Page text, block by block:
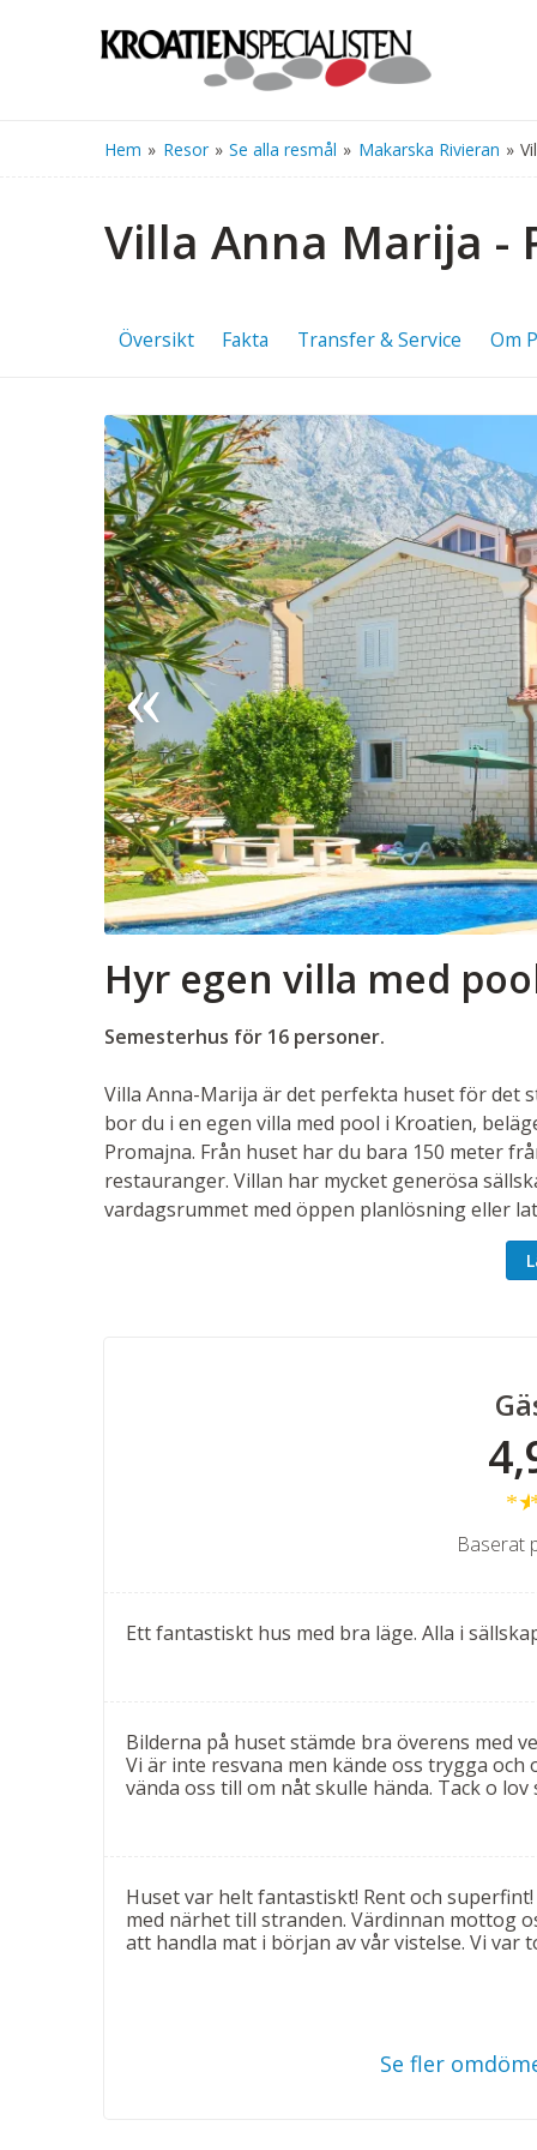
Hem » Resor » Se alla resmål » Makarska Rivieran »
Villa Anna Marija -
Översikt Fakta Transfer & Service Om
Hyr egen villa med
Semesterhus för 16 personer.
Villa Anna-Marija är det perfekta huset för det
bor du i en egen villa med pool i Kroatien,
Promajna. Från huset har du bara 150 meter
restauranger. Villan har mycket generösa
vardagsrummet med öppen planlösning eller
härliga trädgården finns gott om solstolar och
poolen. Avsluta dagen med färsk mat tillagad
Detta är det stora sällskapsutrymmet med ett
vetter mot havet. Den släta markstenen leder
lummiga trädgården. Runt solstolarna
lavendel från den blomstrande trädgården.
dubbelrum med balkong samt två dubbelrum
Samtliga rum är luftkonditionerade och
har eget badrum med dusch, wc och hårfön.
ett stort vardagsrum med soffa och
en makalös utsikt över havet och
Lägenheten är luftkonditionerad, har eget
rummen har gott om utrymme för att kunna
Baserat
Ett fantastiskt hus med bra läge. Alla i
Bilderna på huset stämde bra överens med
Vi är inte resvana men kände oss trygga
vända oss till om nåt skulle hända. Tack o
Huset var helt fantastiskt! Rent och
med närhet till stranden. Värdinnan mottog
att handla mat i början av vår vistelse. Vi var
Se fler